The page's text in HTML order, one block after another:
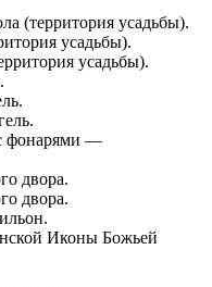
(территория усадьбы).
усадьбы).
усадьбы).
фонарями —
двора.
двора.
Иконы Божьей